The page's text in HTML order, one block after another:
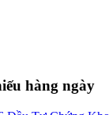
hàng ngày